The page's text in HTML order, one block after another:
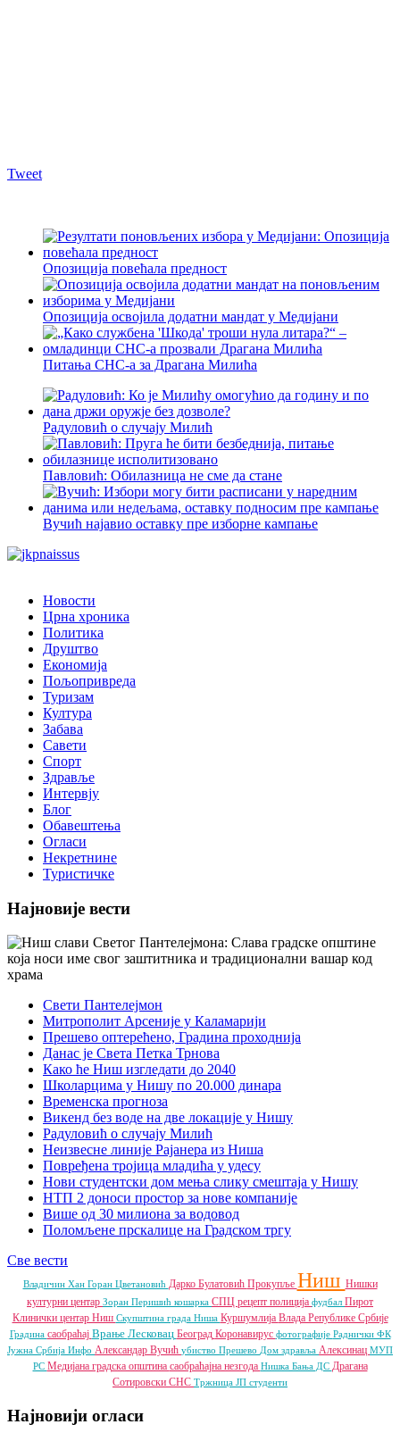
Tweet
Опозиција повећала предност
Опозиција освојила додатни мандат у Медијани
Питања СНС-а за Драгана Милића
Радуловић о случају Милић
Павловић: Обилазница не сме да стане
Вучић најавио оставку пре изборне кампање
Новости
Црна хроника
Политика
Друштво
Економија
Пољопривреда
Туризам
Култура
Забава
Савети
Спорт
Здравље
Интервју
Блог
Обавештења
Огласи
Некретнине
Туристичке
Најновије вести
Свети Пантелејмон
Митрополит Арсеније у Каламарији
Прешево оптерећено, Градина проходнија
Данас је Света Петка Трнова
Како ће Ниш изгледати до 2040
Школарцима у Нишу по 20.000 динара
Временска прогноза
Викенд без воде на две локације у Нишу
Радуловић о случају Милић
Неизвесне линије Рајанера из Ниша
Повређена тројица младића у удесу
Нови студентски дом мења слику смештаја у Нишу
НТП 2 доноси простор за нове компаније
Више од 30 милиона за водовод
Поломљене прскалице на Градском тргу
Све вести
Владичин Хан Горан Цветановић Дарко Булатовић Прокупље Ниш Нишки
културни центар Зоран Перишић кошарка СПЦ рецепт полиција фудбал Пирот
Клинички центар Ниш Скупштина града Ниша Куршумлија Влада Републике Србије
Градина саобраћај Врање Лесковац Београд Коронавирус фотографије Раднички ФК
Јужна Србија Инфо Александар Вучић убиство Прешево Дом здравља Алексинац МУП
РС Медијана градска општина саобраћајна незгода Нишка Бања ДС Драгана
Сотировски СНС Тржница ЈП студенти
Најновији огласи